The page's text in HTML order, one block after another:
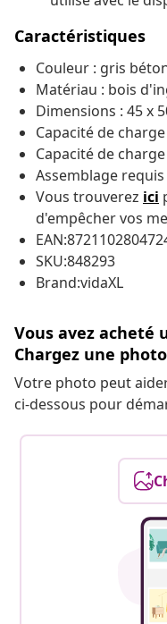
Caractéristiques
Couleur : gris
Matériau : bois
Dimensions : 45 x
Capacité de
Capacité de
Assemblage requis
Vous trouverez ici
d'empêcher vos
SKU:848293
Brand:vidaXL
Vous avez acheté
Chargez une
Votre photo peut
ci-dessous pour